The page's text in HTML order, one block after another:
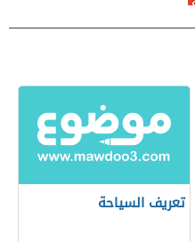
تعريف السياحة